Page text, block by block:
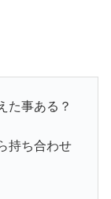
た事ある？
持ち合わせ